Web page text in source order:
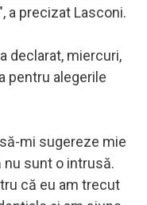
a precizat Lasconi.
declarat, miercuri,
pentru alegerile
mi sugereze mie
nu sunt o intrusă.
că eu am trecut